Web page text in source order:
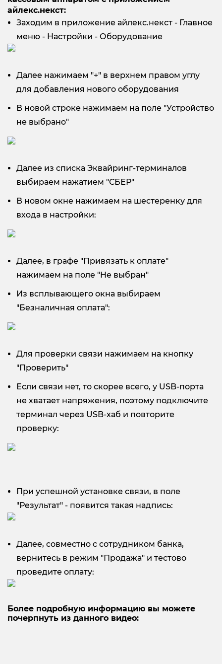
айлекс.некст:
Заходим в приложение айлекс.некст - Главное
меню - Настройки - Оборудование
Далее нажимаем "+" в верхнем правом углу
для добавления нового оборудования
В новой строке нажимаем на поле "Устройство
не выбрано"
Далее из списка Эквайринг-терминалов
выбираем нажатием "СБЕР"
В новом окне нажимаем на шестеренку для
входа в настройки:
Далее, в графе "Привязать к оплате"
нажимаем на поле "Не выбран"
Из всплывающего окна выбираем
"Безналичная оплата":
Для проверки связи нажимаем на кнопку
"Проверить"
Если связи нет, то скорее всего, у USB-порта
не хватает напряжения, поэтому подключите
терминал через USB-хаб и повторите
проверку:
При успешной установке связи, в поле
"Результат" - появится такая надпись:
Далее, совместно с сотрудником банка,
вернитесь в режим "Продажа" и тестово
проведите оплату:
Более подробную информацию вы можете
почерпнуть из данного видео: